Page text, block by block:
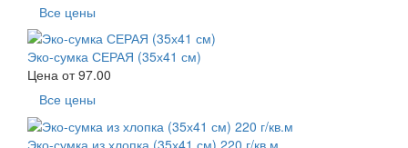
Все цены
Эко-сумка СЕРАЯ (35х41 см)
Цена от97.00
Все цены
Эко-сумка из хлопка (35х41 см) 220 г/кв.м